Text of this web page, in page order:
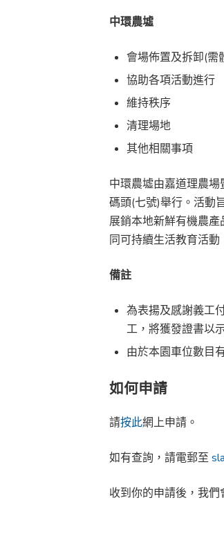
中環農墟
會場佈置及拆卸(需
協助各項活動進行
維持秩序
清理場地
其他相關事項
中環農墟由嘉道理農
碼頭(七號)舉行。活動
展銷本地新鮮有機農
同可持續生活教育活
備註
為表揚及感謝義工
工，將獲發證書以
由於本園車位數目
如何申請
請按此網上申請。
如有查詢，請電郵至
收到你的申請後，我們